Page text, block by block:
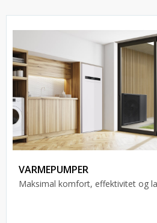
VARMEPUMPER
Maksimal komfort, effektivitet og